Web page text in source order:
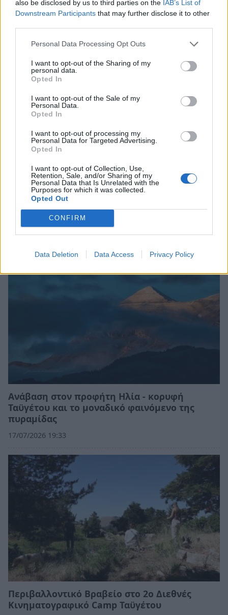
also be disclosed by us to third parties on the IAB’s List of
Downstream Participants that may further disclose it to other
Personal Data Processing Opt Outs
I want to opt-out of the Sharing of my
personal data.
Opted In
I want to opt-out of the Sale of my
Personal Data.
Opted In
I want to opt-out of processing my
Personal Data for Targeted Advertising.
Opted In
I want to opt-out of Collection, Use,
Retention, Sale, and/or Sharing of my
Personal Data that Is Unrelated with the
Purposes for which it was collected.
Opted Out
CONFIRM
Data Deletion Data Access Privacy Policy
Ο Όλυμπος ανακηρύχθηκε Μνημείο
Παγκόσμιας Κληρονομιάς της UNESCO
26/07/2026 10:53
Ανάβαση στον προφήτη Ηλία - κορυφή
Ταϋγέτου και το μοναδικό φαινόμενο της
πυραμίδας
17/07/2026 19:33
Περιβαλλοντικό Βραβείο στο 2ο Διεθνές
Κινηματογραφικό Camp Ταϋγέτου